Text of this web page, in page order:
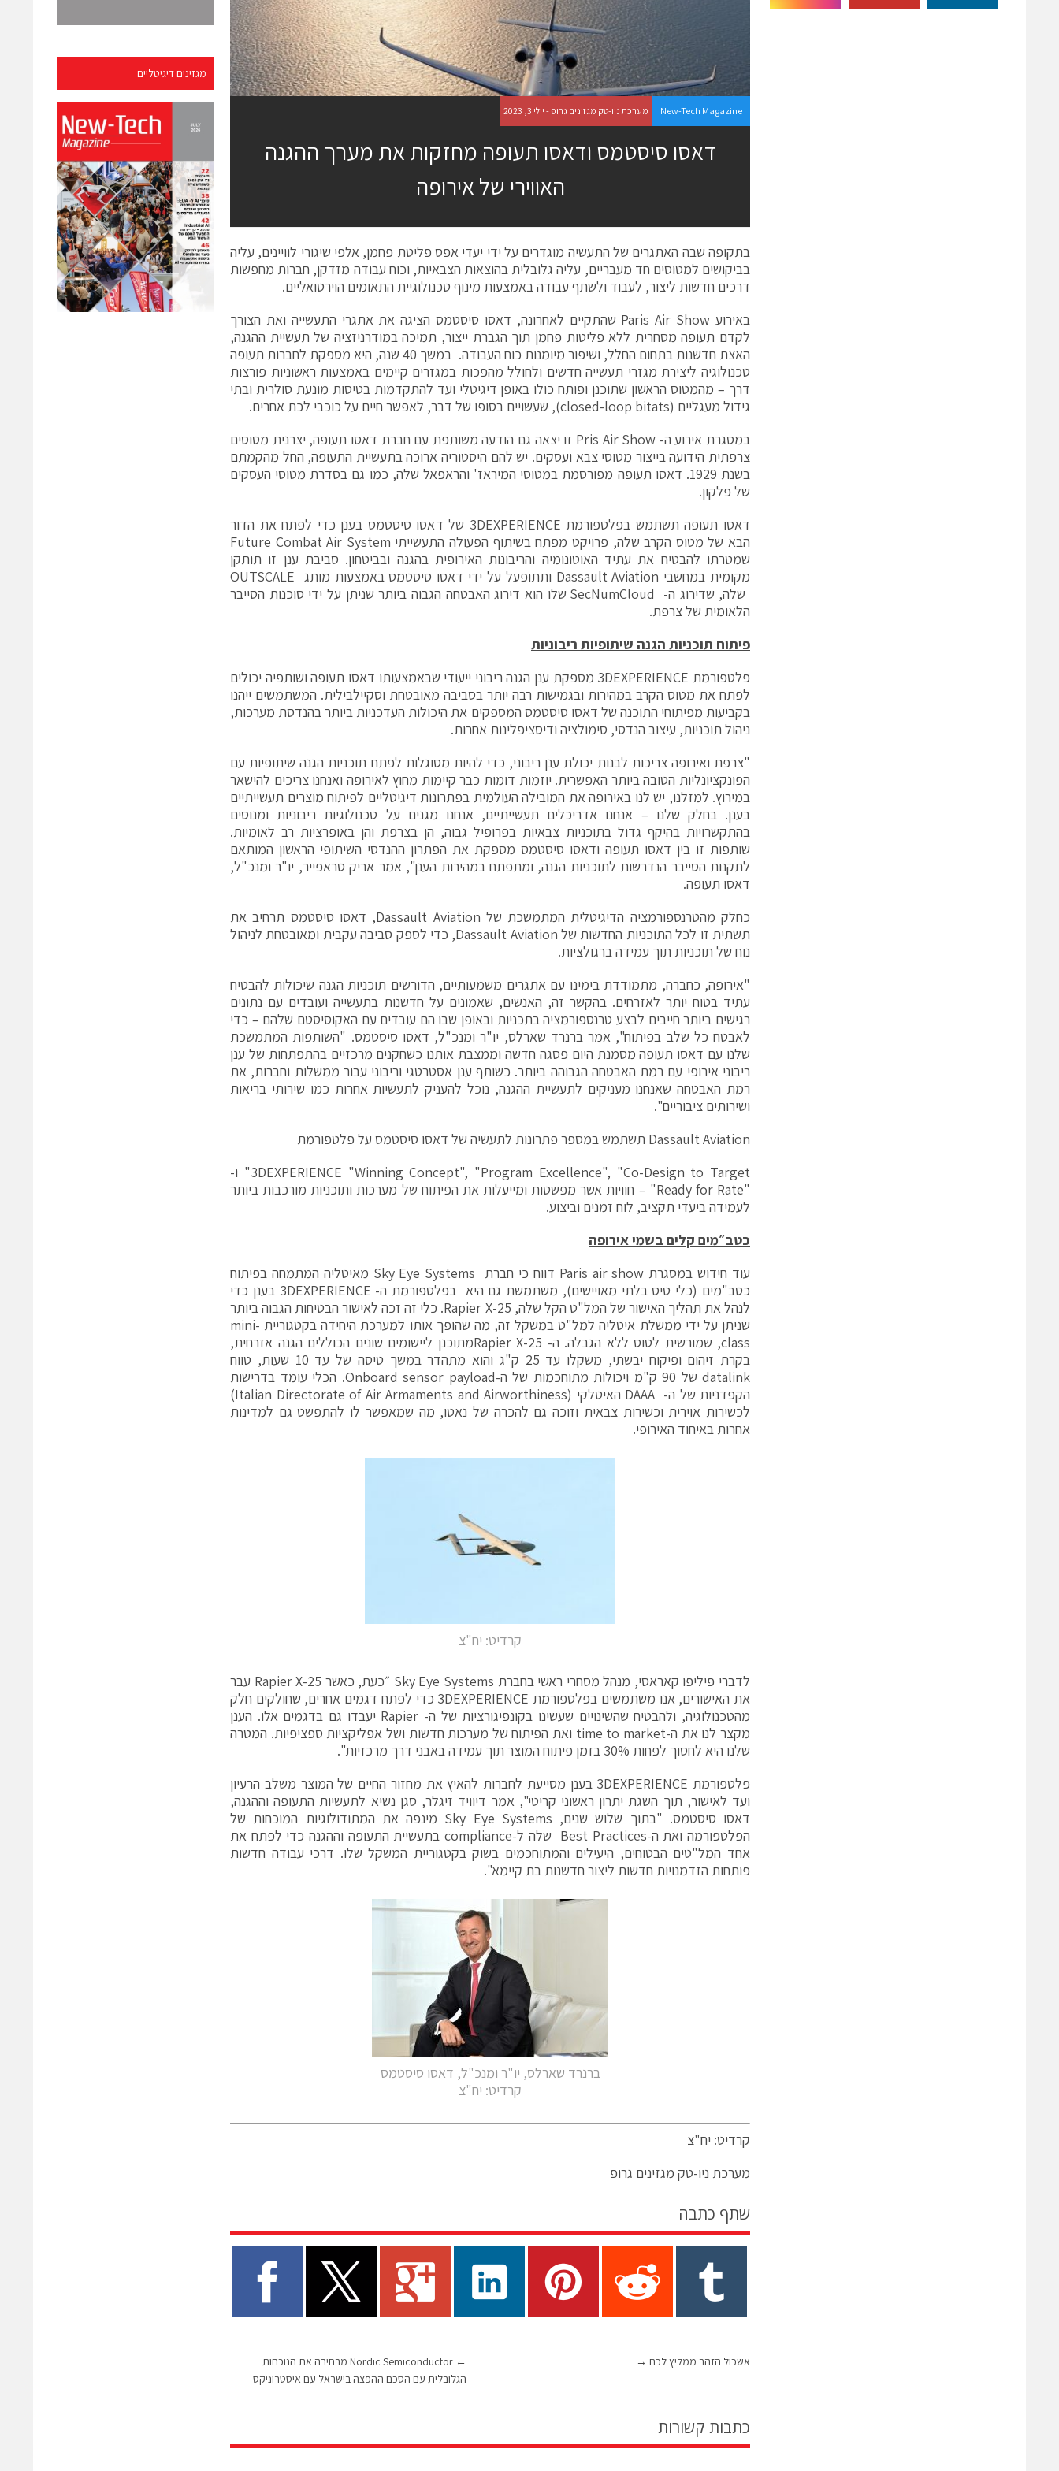
מגזינים דיגיטליים
New-Tech Magazine מערכת ניו-טק מגזינים גרופ - יולי 3, 2023
דאסו סיסטמס ודאסו תעופה מחזקות את מערך ההגנה
האווירי של אירופה
בתקופה שבה האתגרים של התעשיה מוגדרים על ידי יעדי אפס פליטת פחמן, אלפי שיגורי לוויינים, עליה
בביקושים למטוסים חד מעבריים, עליה גלובלית בהוצאות הצבאיות, וכוח עבודה מזדקן, חברות מחפשות
דרכים חדשות ליצור, לעבוד ולשתף עבודה באמצעות מינוף טכנולוגיית התאומים הוירטואליים.
באירוע Paris Air Show שהתקיים לאחרונה, דאסו סיסטמס הציגה את אתגרי התעשייה ואת הצורך
לקדם תעופה מסחרית ללא פליטות פחמן תוך הגברת ייצור, תמיכה במודרניזציה של תעשיית ההגנה,
האצת חדשנות בתחום החלל, ושיפור מיומנות כוח העבודה. במשך 40 שנה, היא מספקת לחברות תעופה
טכנולוגיה ליצירת מגזרי תעשייה חדשים ולחולל מהפכות במגזרים קיימים באמצעות ראשוניות פורצות
דרך – מהמטוס הראשון שתוכנן ופותח כולו באופן דיגיטלי ועד להתקדמות בטיסות מונעת סולרית ובתי
גידול מעגליים (closed-loop bitats), שעשויים בסופו של דבר, לאפשר חיים על כוכבי לכת אחרים.
במסגרת אירוע ה- Pris Air Show זו יצאה גם הודעה משותפת עם חברת דאסו תעופה, יצרנית מטוסים
צרפתית הידועה בייצור מטוסי צבא ועסקים. יש להם היסטוריה ארוכה בתעשיית התעופה, החל מהקמתם
בשנת 1929. דאסו תעופה מפורסמת במטוסי המיראז' והראפאל שלה, כמו גם בסדרת מטוסי העסקים
של פלקון.
דאסו תעופה תשתמש בפלטפורמת 3DEXPERIENCE של דאסו סיסטמס בענן כדי לפתח את הדור
הבא של מטוס הקרב שלה, פרויקט מפתח בשיתוף הפעולה התעשייתי Future Combat Air System
שמטרתו להבטיח את עתיד האוטונומיה והריבונות האירופית בהגנה ובביטחון. סביבת ענן זו תותקן
מקומית במחשבי Dassault Aviation ותתופעל על ידי דאסו סיסטמס באמצעות מותג OUTSCALE
שלה, שדירוג ה- SecNumCloud שלו הוא דירוג האבטחה הגבוה ביותר שניתן על ידי סוכנות הסייבר
הלאומית של צרפת.
פיתוח תוכניות הגנה שיתופיות ריבוניות
פלטפורמת 3DEXPERIENCE מספקת ענן הגנה ריבוני ייעודי שבאמצעותו דאסו תעופה ושותפיה יכולים
לפתח את מטוס הקרב במהירות ובגמישות רבה יותר בסביבה מאובטחת וסקיילבילית. המשתמשים ייהנו
בקביעות מפיתוחי התוכנה של דאסו סיסטמס המספקים את היכולות העדכניות ביותר בהנדסת מערכות,
ניהול תוכניות, עיצוב הנדסי, סימולציה ודיסציפלינות אחרות.
"צרפת ואירופה צריכות לבנות יכולת ענן ריבוני, כדי להיות מסוגלות לפתח תוכניות הגנה שיתופיות עם
הפונקציונליות הטובה ביותר האפשרית. יוזמות דומות כבר קיימות מחוץ לאירופה ואנחנו צריכים להישאר
במירוץ. למזלנו, יש לנו באירופה את המובילה העולמית בפתרונות דיגיטליים לפיתוח מוצרים תעשייתיים
בענן. בחלק שלנו – אנחנו אדריכלים תעשייתיים, אנחנו מגנים על טכנולוגיות ריבוניות ומנוסים
בהתקשרויות בהיקף גדול בתוכניות צבאיות בפרופיל גבוה, הן בצרפת והן באופרציות רב לאומיות.
שותפות זו בין דאסו תעופה ודאסו סיסטמס מספקת את הפתרון ההנדסי השיתופי הראשון המותאם
לתקנות הסייבר הנדרשות לתוכניות הגנה, ומתפתח במהירות הענן", אמר אריק טראפייר, יו"ר ומנכ"ל,
דאסו תעופה.
כחלק מהטרנספורמציה הדיגיטלית המתמשכת של Dassault Aviation, דאסו סיסטמס תרחיב את
תשתית זו לכל התוכניות החדשות של Dassault Aviation, כדי לספק סביבה עקבית ומאובטחת לניהול
נוח של תוכניות תוך עמידה ברגולציות.
"אירופה, כחברה, מתמודדת בימינו עם אתגרים משמעותיים, הדורשים תוכניות הגנה שיכולות להבטיח
עתיד בטוח יותר לאזרחים. בהקשר זה, האנשים, שאמונים על חדשנות בתעשייה ועובדים עם נתונים
רגישים ביותר חייבים לבצע טרנספורמציה בתכניות ובאופן שבו הם עובדים עם האקוסיסטם שלהם – כדי
לאבטח כל שלב בפיתוח", אמר ברנרד שארלס, יו"ר ומנכ"ל, דאסו סיסטמס. "השותפות המתמשכת
שלנו עם דאסו תעופה מסמנת היום פסגה חדשה וממצבת אותנו כשחקנים מרכזיים בהתפתחות של ענן
ריבוני אירופי עם רמת האבטחה הגבוהה ביותר. כשותף ענן אסטרטגי וריבוני עבור ממשלות וחברות, את
רמת האבטחה שאנחנו מעניקים לתעשיית ההגנה, נוכל להעניק לתעשיות אחרות כמו שירותי בריאות
ושירותים ציבוריים".
Dassault Aviation תשתמש במספר פתרונות לתעשיה של דאסו סיסטמס על פלטפורמת
3DEXPERIENCE "Winning Concept", "Program Excellence", "Co-Design to Target" ו-
"Ready for Rate" – חוויות אשר מפשטות ומייעלות את הפיתוח של מערכות ותוכניות מורכבות ביותר
לעמידה ביעדי תקציב, לוח זמנים וביצוע.
כטב״מים קלים בשמי אירופה
עוד חידוש במסגרת Paris air show דווח כי חברת Sky Eye Systems מאיטליה המתמחה בפיתוח
כטב"מים (כלי טיס בלתי מאויישים), משתמשת גם היא בפלטפורמת ה- 3DEXPERIENCE בענן כדי
לנהל את תהליך האישור של המל"ט הקל שלה, Rapier X-25. כלי זה זכה לאישור הבטיחות הגבוה ביותר
שניתן על ידי ממשלת איטליה למל"ט במשקל זה, מה שהופך אותו למערכת היחידה בקטגוריית mini-
class, שמורשית לטוס ללא הגבלה. ה- Rapier X-25מתוכנן ליישומים שונים הכוללים הגנה אזרחית,
בקרת זיהום ופיקוח יבשתי, משקלו עד 25 ק"ג והוא מתהדר במשך טיסה של עד 10 שעות, טווח
datalink של 90 ק"מ ויכולות מתוחכמות של ה-Onboard sensor payload. הכלי עומד בדרישות
הקפדניות של ה- DAAA האיטלקי (Italian Directorate of Air Armaments and Airworthiness)
לכשירות אוירית וכשירות צבאית וזוכה גם להכרה של נאטו, מה שמאפשר לו להתפשט גם למדינות
אחרות באיחוד האירופי.
קרדיט: יח"צ
לדברי פיליפו קאראסי, מנהל מסחרי ראשי בחברת Sky Eye Systems ״כעת, כאשר Rapier X-25 עבר
את האישורים, אנו משתמשים בפלטפורמת 3DEXPERIENCE כדי לפתח דגמים אחרים, שחולקים חלק
מהטכנולוגיה, ולהבטיח שהשינויים שעשינו בקונפיגורציות של ה- Rapier יעבדו גם בדגמים אלו. הענן
מקצר לנו את ה-time to market ואת הפיתוח של מערכות חדשות ושל אפליקציות ספציפיות. המטרה
שלנו היא לחסוך לפחות 30% בזמן פיתוח המוצר תוך עמידה באבני דרך מרכזיות".
פלטפורמת 3DEXPERIENCE בענן מסייעת לחברות להאיץ את מחזור החיים של המוצר משלב הרעיון
ועד לאישור, תוך השגת יתרון ראשוני קריטי", אמר דיוויד זיגלר, סגן נשיא לתעשיות התעופה וההגנה,
דאסו סיסטמס. "בתוך שלוש שנים, Sky Eye Systems מינפה את המתודולוגיות המוכחות של
הפלטפורמה ואת ה-Best Practices שלה ל-compliance בתעשיית התעופה וההגנה כדי לפתח את
אחד המל"טים הבטוחים, היעילים והמתוחכמים בשוק בקטגוריית המשקל שלו. דרכי עבודה חדשות
פותחות הזדמנויות חדשות ליצור חדשנות בת קיימא".
ברנרד שארלס, יו"ר ומנכ"ל, דאסו סיסטמס
קרדיט: יח"צ
קרדיט: יח"צ
מערכת ניו-טק מגזינים גרופ
שתף כתבה
←
Nordic Semiconductor מרחיבה את הנוכחות
הגלובלית עם הסכם ההפצה בישראל עם איסטרוניקס
אשכול הזהב ממליץ לכם →
כתבות קשורות